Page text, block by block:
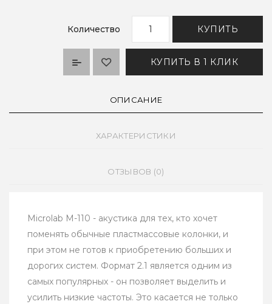
Количество КУПИТЬ
КУПИТЬ В 1 КЛИК
ОПИСАНИЕ
ХАРАКТЕРИСТИКИ
ОТЗЫВОВ (0)
Microlab M-110 - акустика для тех, кто хочет
поменять обычные пластмассовые колонки, и
при этом не готов к приобретению больших и
дорогих систем. Формат 2.1 является одним из
самых популярных - он позволяет выделить и
усилить низкие частоты. Это касается не только